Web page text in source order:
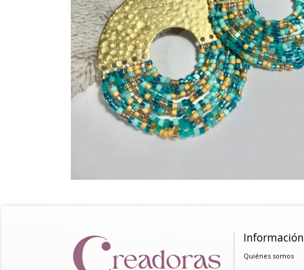
Información
Quiénes somos